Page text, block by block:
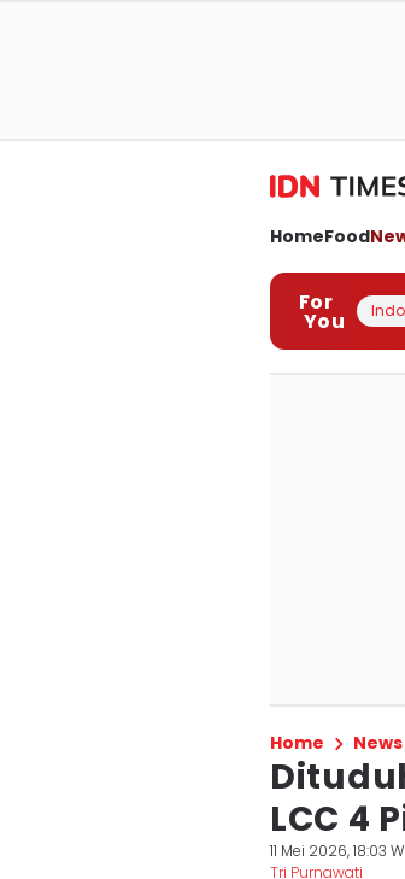
HomeFood
For
You
Home News
LCC 4
11 Mei 2026, 18:03
Tri Purnawati